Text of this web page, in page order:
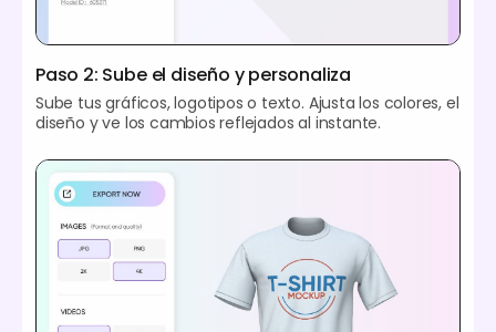
Paso 2: Sube el diseño y personaliza
Sube tus gráficos, logotipos o texto. Ajusta los colores, el
diseño y ve los cambios reflejados al instante.